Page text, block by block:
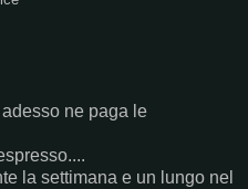
ne paga le
la settimana e un lungo nel